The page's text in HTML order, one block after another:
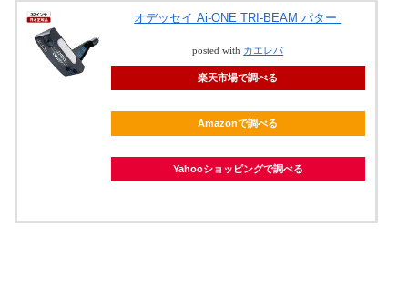
オデッセイ Ai-ONE TRI-BEAM パター
posted with カエレバ
楽天市場で調べる
Amazonで調べる
Yahooショッピングで調べる